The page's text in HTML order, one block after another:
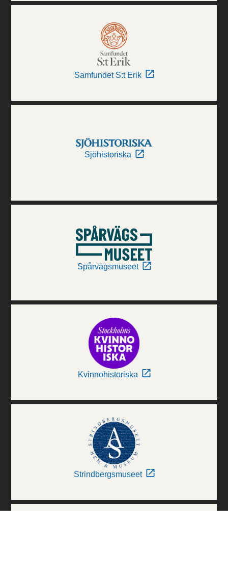
Samfundet S:t Erik
Sjöhistoriska
Spårvägsmuseet
Kvinnohistoriska
Strindbergsmuseet